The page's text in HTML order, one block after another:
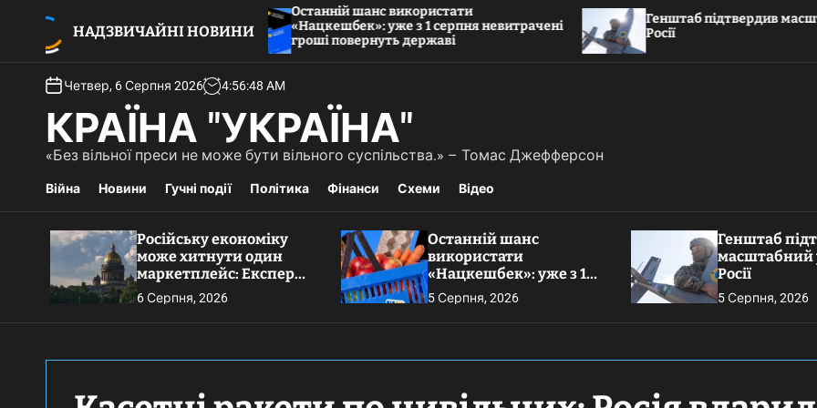
НАДЗВИЧАЙНІ НОВИНИ
один
Останній шанс використати
«Нацкешбек»: уже з 1 серпня невитрачені
гроші повернуть державі
Генштаб підтвердив масштабний удар по
Росії
Четвер, 6 Серпня 2026 4:56:49 AM
КРАЇНА "УКРАЇНА"
«Без вільної преси не може бути вільного суспільства.» – Томас Джефферсон
Війна Новини Гучні події Політика Фінанси Схеми Відео
Російську економіку
може хитнути один
маркетплейс: Експерт
розкрив деталі
6 Серпня, 2026
Останній шанс
використати
«Нацкешбек»: уже з 1
серпня невитрачені
гроші повернуть
5 Серпня, 2026
Генштаб
масштабний
Росії
5 Серпня, 2026